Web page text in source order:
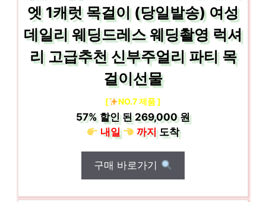
엣 1캐럿 목걸이 (당일발송) 여성
데일리 웨딩드레스 웨딩촬영 럭셔
리 고급추천 신부주얼리 파티 목
걸이선물
[ NO.7 제품 ]
57%할인 된269,000 원
내일
까지도착
구매 바로가기